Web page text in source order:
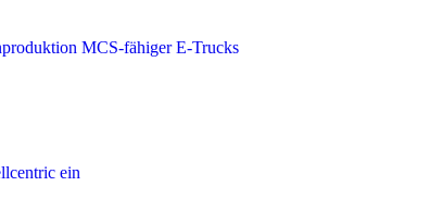
MCS-fähiger E-Trucks
ein